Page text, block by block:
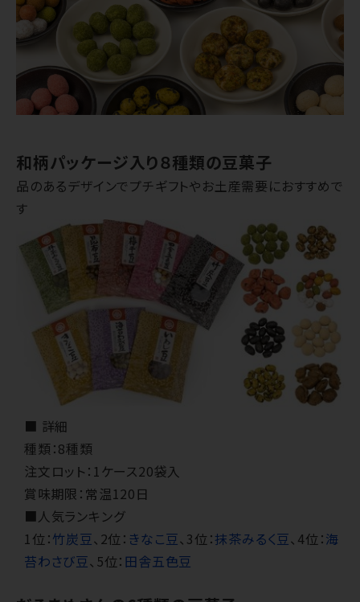
和柄パッケージ入り８種類の豆菓子
品のあるデザインでプチギフトやお土産需要におすすめで
す
■ 詳細
種類：8種類
注文ロット：1ケース20袋入
賞味期限：常温120日
■人気ランキング
1位：竹炭豆、2位： きなこ豆、3位：抹茶みるく豆、4位：海
苔わさび豆、5位： 田舎五色豆